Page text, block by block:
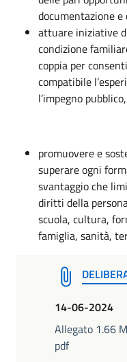
documentazione
attuare iniziative
condizione
coppia per
compatibile
l’impegno
promuovere e
superare ogni
svantaggio che
diritti della
scuola, cultura,
famiglia, sanità,
14-06-2024
Allegato 1.66
pdf